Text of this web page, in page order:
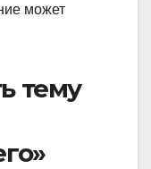
может
тему